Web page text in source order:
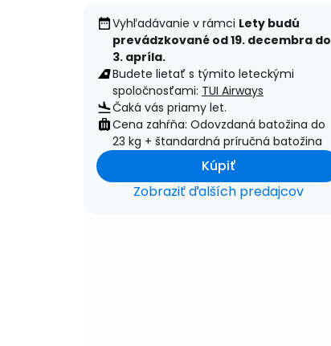
Vyhľadávanie v rámci Lety budú
prevádzkované od 19. decembra do
3. apríla.
Budete lietať s týmito leteckými
spoločnosťami: TUI Airways
Čaká vás priamy let.
Cena zahŕňa: Odovzdaná batožina do
23 kg + štandardná príručná batožina
Kúpiť
Zobraziť ďalších predajcov